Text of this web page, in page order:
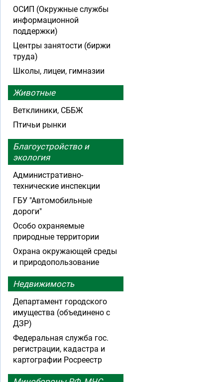
ОСИП (Окружные службы
информационной
поддержки)
Центры занятости (биржи
труда)
Школы, лицеи, гимназии
Животные
Ветклиники, СББЖ
Птичьи рынки
Благоустройство и
экология
Административно-
технические инспекции
ГБУ "Автомобильные
дороги"
Особо охраняемые
природные территории
Охрана окружающей среды
и природопользование
Недвижимость
Департамент городского
имущества (объединено с
ДЗР)
Федеральная служба гос.
регистрации, кадастра и
картографии Росреестр